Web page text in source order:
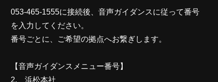
053-465-1555に接続後、音声ガイダンスに従って番号
を入力してください。
番号ごとに、ご希望の拠点へお繋ぎします。
【音声ガイダンスメニュー番号】
2. 浜松本社